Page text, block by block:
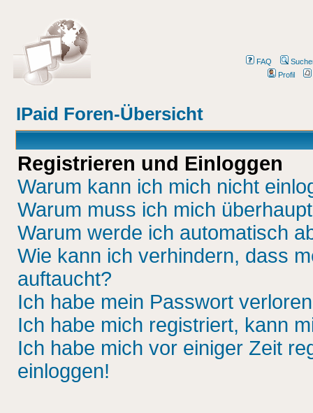
FAQ
Profil
IPaid Foren-Übersicht
Registrieren und Einloggen
Warum kann ich mich nicht
Warum muss ich mich
Warum werde ich automatisch
Wie kann ich verhindern, dass
auftaucht?
Ich habe mein Passwort
Ich habe mich registriert, kann
Ich habe mich vor einiger Zeit
einloggen!